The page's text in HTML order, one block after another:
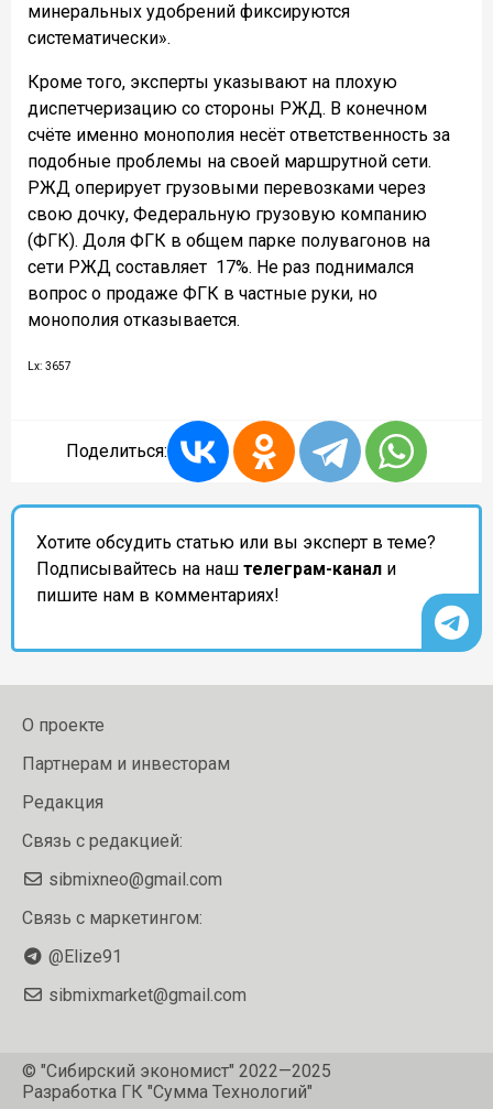
минеральных удобрений фиксируются
систематически».
Кроме того, эксперты указывают на плохую
диспетчеризацию со стороны РЖД. В конечном
счёте именно монополия несёт ответственность за
подобные проблемы на своей маршрутной сети.
РЖД оперирует грузовыми перевозками через
свою дочку, Федеральную грузовую компанию
(ФГК). Доля ФГК в общем парке полувагонов на
сети РЖД составляет 17%. Не раз поднимался
вопрос о продаже ФГК в частные руки, но
монополия отказывается.
Lx: 3657
Поделиться:
Хотите обсудить статью или вы эксперт в теме?
Подписывайтесь на наш телеграм-канал и
пишите нам в комментариях!
О проекте
Партнерам и инвесторам
Редакция
Связь с редакцией:
sibmixneo@gmail.com
Связь с маркетингом:
@Elize91
sibmixmarket@gmail.com
© "Сибирский экономист" 2022—2025
Разработка ГК "Сумма Технологий"